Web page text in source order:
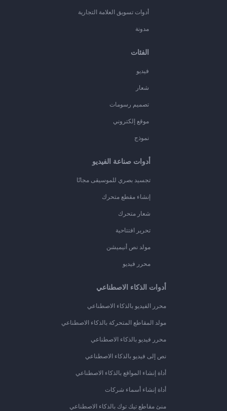
أدوات تسويق العلامة التجارية
مدونة
الفئات
فيديو
شعار
تصميم رسومات
موقع إلكتروني
نموذج
أدوات صناعة الفيديو
تجسيد بصري للموسيقى مجانًا
إنشاء مقطع متحرك
شعار متحرك
تحرير افتتاحية
مولد نص أنيميشن
محرر فيديو
أدوات الذكاء الاصطناعي
محرر الفيديو بالذكاء الاصطناعي
مولد المقاطع المتحركة بالذكاء الاصطناعي
محرر فيديو بالذكاء الاصطناعي
نص إلى فيديو بالذكاء الاصطناعي
أداة إنشاء المواقع بالذكاء الاصطناعي
أداة إنشاء أسماء شركات
منئ مقاطع تيك توك بالذكاء الاصطناعي